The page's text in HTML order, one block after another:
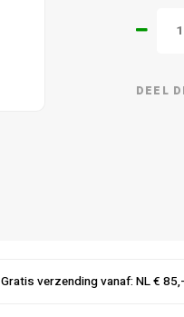
DEEL
Gratis verzending vanaf: NL €